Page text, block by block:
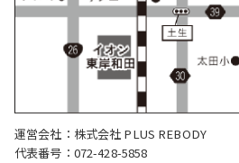
運営会社：株式会社 PLUS REBODY
代表番号：072-428-5858